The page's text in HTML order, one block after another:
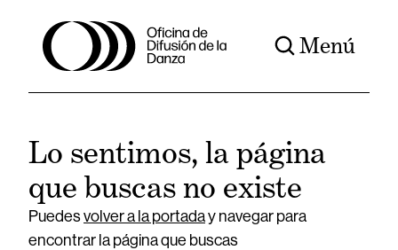
Menú
Lo sentimos, la página
que buscas no existe
Puedesvolver a la portaday navegar para
encontrar la página que buscas